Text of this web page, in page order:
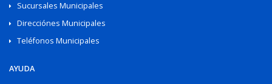
Sucursales Municipales
Direcciónes Municipales
Teléfonos Municipales
AYUDA